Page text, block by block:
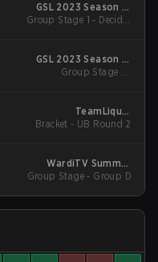
GSL 2023 Season 3:
Code S
Group Stage 1 - Decider
GSL 2023 Season 3:
Code S
Group Stage 1 -
TeamLiquid
StarLeague 9
Bracket - UB Round 2
WardiTV Summer
Championship 2021
Group Stage - Group D